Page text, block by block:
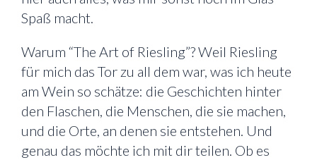
Spaß macht.
Warum “The Art of Riesling”? Weil Riesling
für mich das Tor zu all dem war, was ich heute
am Wein so schätze: die Geschichten hinter
den Flaschen, die Menschen, die sie machen,
und die Orte, an denen sie entstehen. Und
genau das möchte ich mit dir teilen. Ob es